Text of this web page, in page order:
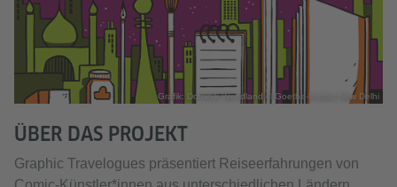
Grafik: Dominik Wendland © Goethe-Institut New Delhi
ÜBER DAS PROJEKT
Graphic Travelogues präsentiert Reiseerfahrungen von